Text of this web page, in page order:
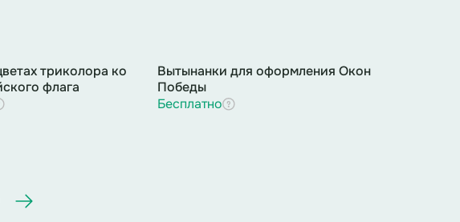
триколора ко
флага
Вытынанки для оформления Окон
Победы
Бесплатно